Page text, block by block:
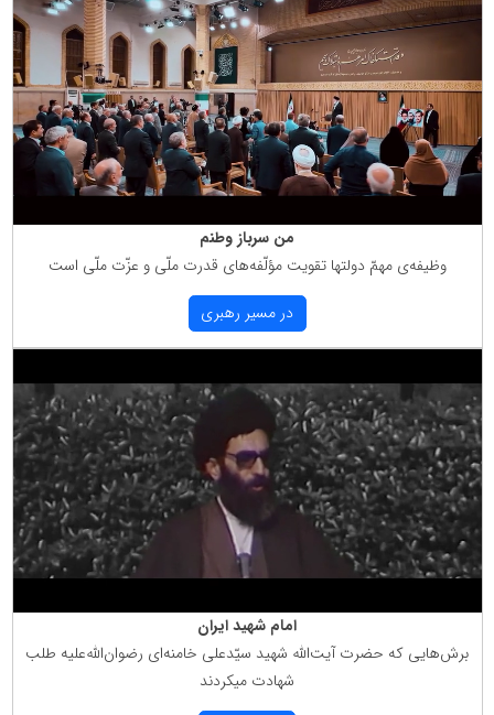
من سرباز وطنم
وظیفه‌ی مهمّ دولتها تقویت مؤلّفه‌های قدرت ملّی و عزّت ملّی است
در مسیر رهبری
امام شهید ایران
برش‌هایی كه حضرت آیت‌الله شهید سیّدعلی خامنه‌ای رضوان‌الله‌علیه طلب
شهادت میكردند